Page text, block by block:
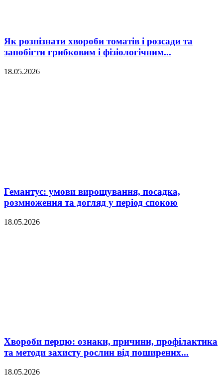
Як розпізнати хвороби томатів і розсади та
запобігти грибковим і фізіологічним...
18.05.2026
Гемантус: умови вирощування, посадка,
розмноження та догляд у період спокою
18.05.2026
Хвороби перцю: ознаки, причини, профілактика
та методи захисту рослин від поширених...
18.05.2026